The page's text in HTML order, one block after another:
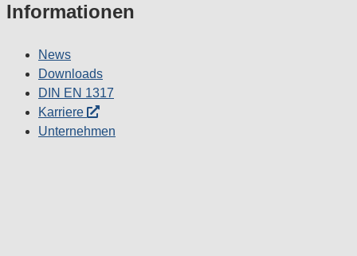
Informationen
News
Downloads
DIN EN 1317
Karriere
Unternehmen